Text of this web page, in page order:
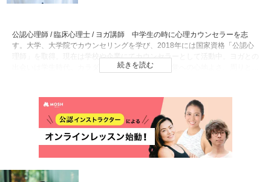
公認心理師 / 臨床心理士 / ヨガ講師 中学生の時に心理カウンセラーを志
す。大学、大学院でカウンセリングを学び、2018年には国家資格「公認心
理師」を取得。現在は学校や企業にてカウンセラーとして活動中。ヨガとの
出会いは学生時代。カラダが自由になっていく感覚への心地よさ、周りと比
ガ・ウェルネスの３つの軸から、ウェルビーイング（幸福感）高めたり、も
ともと心の中に備わっているリソース（強み・できていること）を引き出し
ていくお手伝いをしていきたいと日々活動中。
続きを読む